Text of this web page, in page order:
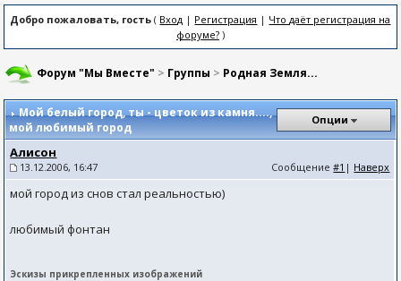
Добро пожаловать, гость ( Вход | Регистрация | Что даёт регистрация на
форуме?)
Форум "Мы Вместе" > Группы > Родная Земля...
Мой белый город, ты - цветок из камня....,
мой любимый город
Опции
Алисон
13.12.2006, 16:47 Сообщение#1 | Наверх
мой город из снов стал реальностью)
любимый фонтан
Эскизы прикрепленных изображений